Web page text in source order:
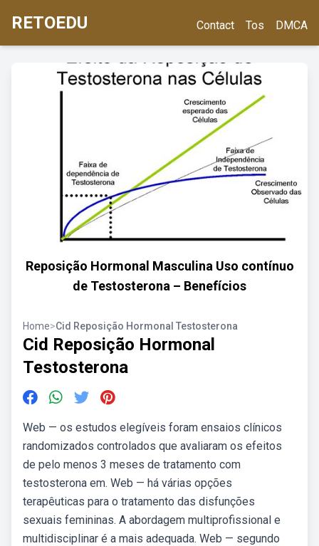
RETOEDU Contact Tos DMCA
Reposição Hormonal Masculina Uso contínuo
de Testosterona – Benefícios
Home>Cid Reposição Hormonal Testosterona
Cid Reposição Hormonal
Testosterona
Web — os estudos elegíveis foram ensaios clínicos
randomizados controlados que avaliaram os efeitos
de pelo menos 3 meses de tratamento com
testosterona em. Web — há várias opções
terapêuticas para o tratamento das disfunções
sexuais femininas. A abordagem multiprofissional e
multidisciplinar é a mais adequada. Web — segundo